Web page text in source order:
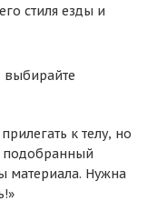
стиля езды и
выбирайте
к телу, но
подобранный
материала. Нужна